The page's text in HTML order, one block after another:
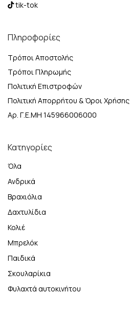
tik-tok
Πληροφορίες
Τρόποι Αποστολής
Τρόποι Πληρωμής
Πολιτική Επιστροφών
Πολιτική Απορρήτου & Όροι Χρήσης
Αρ. Γ.Ε.ΜΗ 145966006000
Κατηγορίες
Όλα
Ανδρικά
Βραχιόλια
Δαχτυλίδια
Κολιέ
Μπρελόκ
Παιδικά
Σκουλαρίκια
Φυλαχτά αυτοκινήτου